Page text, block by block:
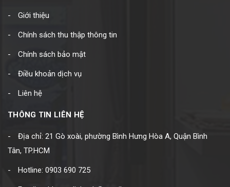
Giới thiệu
Chính sách thu thập thông tin
Chính sách bảo mật
Điều khoản dịch vụ
Liên hệ
THÔNG TIN LIÊN HỆ
Địa chỉ: 21 Gò xoài, phường Bình Hưng Hòa A, Quận Bình
Tân, TP.HCM
Hotline: 0903 690 725